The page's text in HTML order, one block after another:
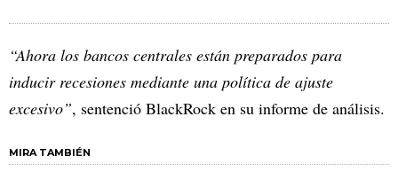
“Ahora los bancos centrales están preparados para
inducir recesiones mediante una política de ajuste
excesivo”, sentenció BlackRock en su informe de análisis.
MIRA TAMBIÉN